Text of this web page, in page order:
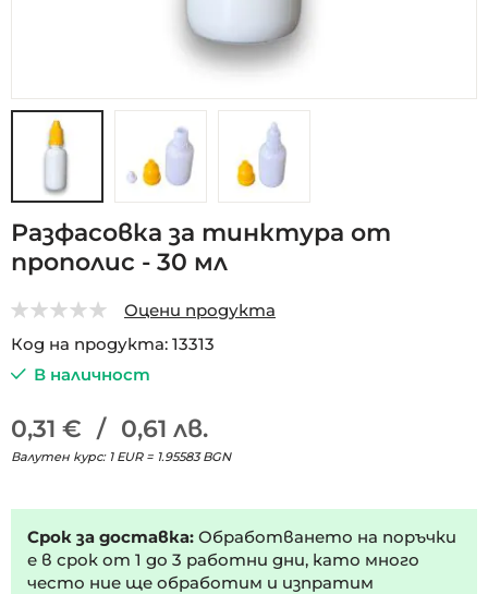
към
началото
галерия
снимки
Разфасовка за тинктура от
прополис - 30 мл
Оцени продукта
Код на продукта 13313
В наличност
0,31 € / 0,61 лв.
Валутен курс: 1 EUR = 1.95583 BGN
Срок за доставка: Обработването на поръчки
е в срок от 1 до 3 работни дни, като много
често ние ще обработим и изпратим